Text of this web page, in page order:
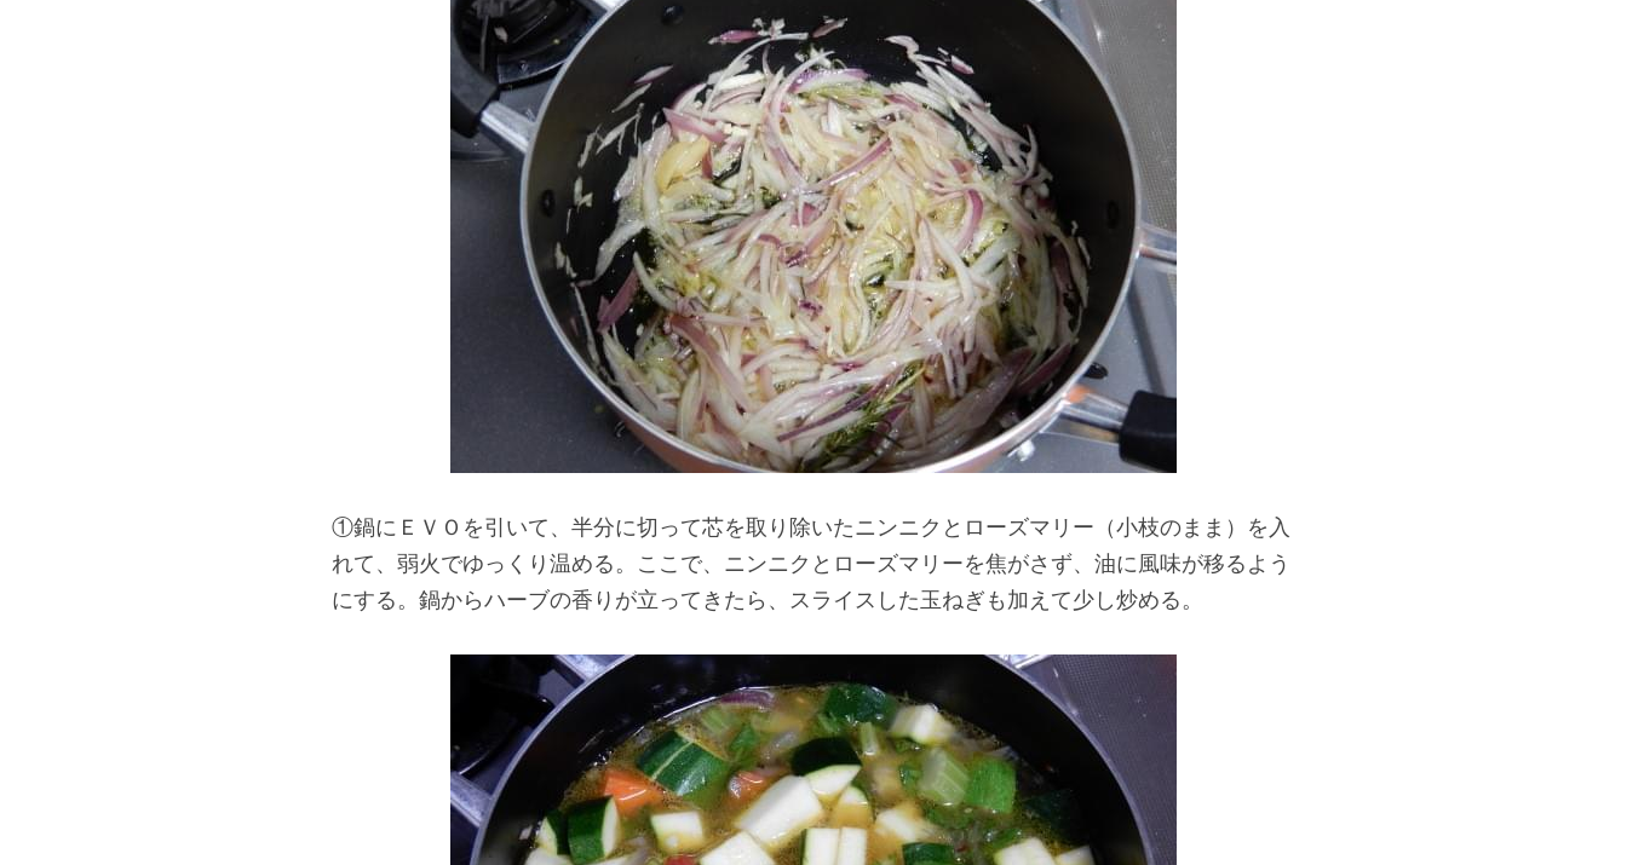
①鍋にＥＶＯを引いて、半分に切って芯を取り除いたニンニクとローズマリー（小枝のまま）を入
れて、弱火でゆっくり温める。ここで、ニンニクとローズマリーを焦がさず、油に風味が移るよう
にする。鍋からハーブの香りが立ってきたら、スライスした玉ねぎも加えて少し炒める。